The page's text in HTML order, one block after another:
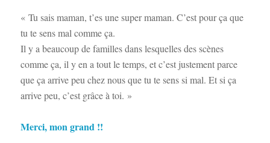
« Tu sais maman, t’es une super maman. C’est pour ça que
tu te sens mal comme ça.
Il y a beaucoup de familles dans lesquelles des scènes
comme ça, il y en a tout le temps, et c’est justement parce
que ça arrive peu chez nous que tu te sens si mal. Et si ça
arrive peu, c’est grâce à toi. »
Merci, mon grand !!